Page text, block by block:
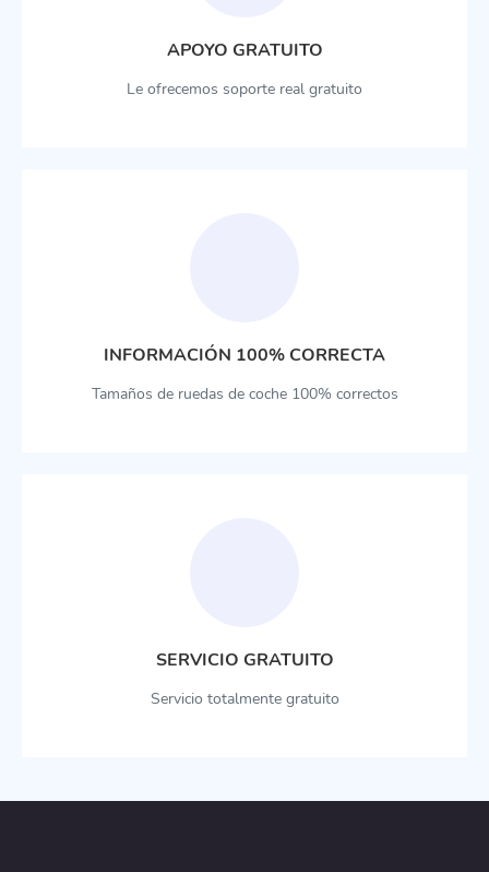
APOYO GRATUITO
Le ofrecemos soporte real gratuito
INFORMACIÓN 100% CORRECTA
Tamaños de ruedas de coche 100% correctos
SERVICIO GRATUITO
Servicio totalmente gratuito